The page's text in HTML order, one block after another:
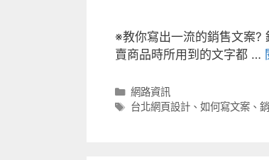
※教你寫出一流的銷售文案?
賣商品時所用到的文字都 …
分
類
網路資訊
標
台北網頁設計、 如何寫文案、